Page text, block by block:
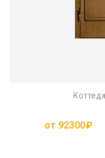
от 92300₽